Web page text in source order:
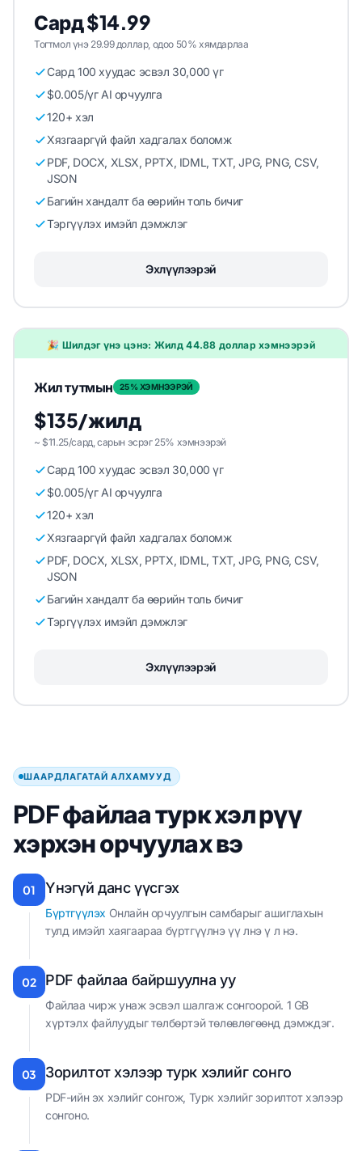
Сард $14.99
Тогтмол үнэ 29.99 доллар, одоо 50% хямдарлаа
Сард 100 хуудас эсвэл 30,000 үг
$0.005/үг AI орчуулга
120+ хэл
Хязгааргүй файл хадгалах боломж
PDF, DOCX, XLSX, PPTX, IDML, TXT, JPG, PNG, CSV,
JSON
Багийн хандалт ба өөрийн толь бичиг
Тэргүүлэх имэйл дэмжлэг
Эхлүүлээрэй
🎉 Шилдэг үнэ цэнэ: Жилд 44.88 доллар хэмнээрэй
Жил тутмын 25% ХЭМНЭЭРЭЙ
$135/жилд
~ $11.25/сард, сарын эсрэг 25% хэмнээрэй
Сард 100 хуудас эсвэл 30,000 үг
$0.005/үг AI орчуулга
120+ хэл
Хязгааргүй файл хадгалах боломж
PDF, DOCX, XLSX, PPTX, IDML, TXT, JPG, PNG, CSV,
JSON
Багийн хандалт ба өөрийн толь бичиг
Тэргүүлэх имэйл дэмжлэг
Эхлүүлээрэй
ШААРДЛАГАТАЙ АЛХАМУУД
PDF файлаа турк хэл рүү
хэрхэн орчуулах вэ
01 Үнэгүй данс үүсгэх
Бүртгүүлэх Онлайн орчуулгын самбарыг ашиглахын
тулд имэйл хаягаараа бүртгүүлнэ үү лнэ ү л нэ.
02 PDF файлаа байршуулна уу
Файлаа чирж унаж эсвэл шалгаж сонгоорой. 1 GB
хүртэлх файлуудыг төлбөртэй төлөвлөгөөнд дэмждэг.
03 Зорилтот хэлээр турк хэлийг сонго
PDF-ийн эх хэлийг сонгож, Турк хэлийг зорилтот хэлээр
сонгоно.